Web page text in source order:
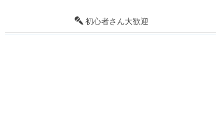
初心者さん大歓迎